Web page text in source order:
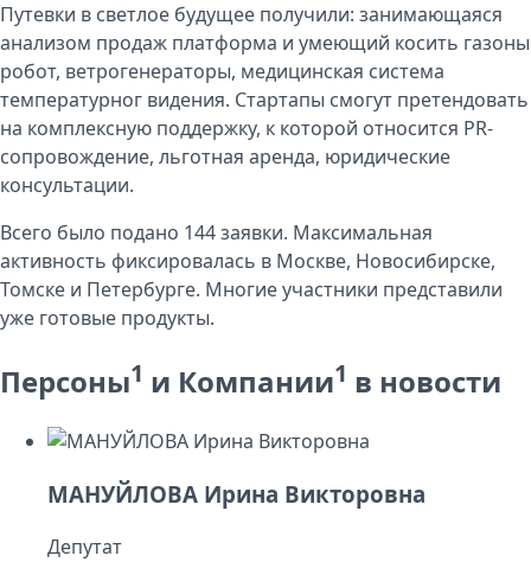
Путевки в светлое будущее получили: занимающаяся
анализом продаж платформа и умеющий косить газоны
робот, ветрогенераторы, медицинская система
температурног видения. Стартапы смогут претендовать
на комплексную поддержку, к которой относится PR-
сопровождение, льготная аренда, юридические
консультации.
Всего было подано 144 заявки. Максимальная
активность фиксировалась в Москве, Новосибирске,
Томске и Петербурге. Многие участники представили
уже готовые продукты.
Персоны1 и Компании1 в новости
МАНУЙЛОВА Ирина Викторовна
Депутат